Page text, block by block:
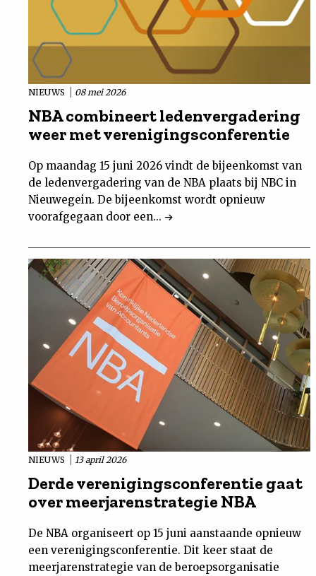
NIEUWS 08 mei 2026
NBA combineert ledenvergadering
weer met verenigingsconferentie
Op maandag 15 juni 2026 vindt de bijeenkomst van
de ledenvergadering van de NBA plaats bij NBC in
Nieuwegein. De bijeenkomst wordt opnieuw
voorafgegaan door een...
NIEUWS 13 april 2026
Derde verenigingsconferentie gaat
over meerjarenstrategie NBA
De NBA organiseert op 15 juni aanstaande opnieuw
een verenigingsconferentie. Dit keer staat de
meerjarenstrategie van de beroepsorganisatie